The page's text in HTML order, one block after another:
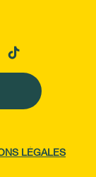
LÉGALES